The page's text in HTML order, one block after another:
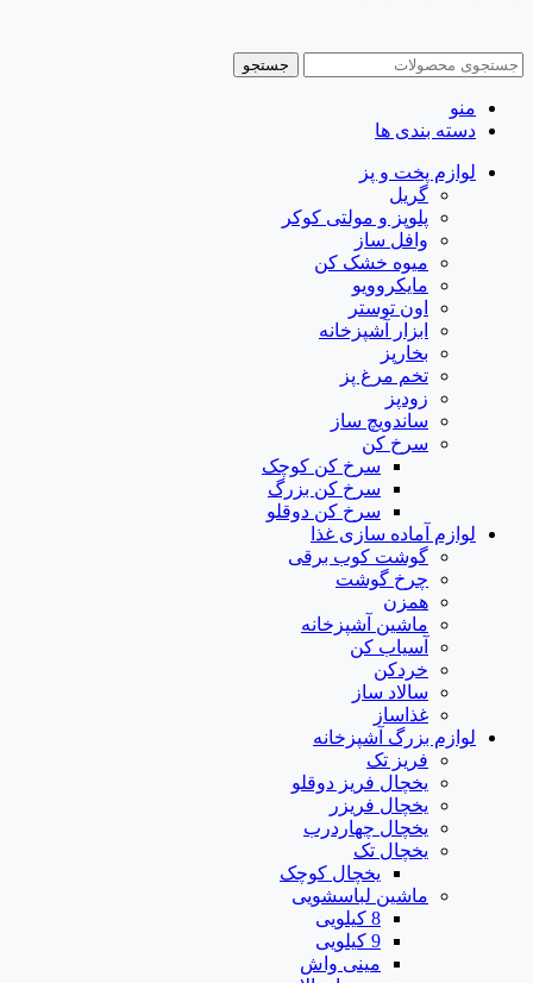
جستجو
منو
دسته بندی ها
لوازم پخت و پز
گریل
پلوپز و مولتی کوکر
وافل ساز
میوه خشک کن
مایکروویو
اون توستر
ابزار آشپزخانه
بخارپز
تخم مرغ پز
زودپز
ساندویچ ساز
سرخ کن
سرخ کن کوچک
سرخ کن بزرگ
سرخ کن دوقلو
لوازم آماده سازی غذا
گوشت کوب برقی
چرخ گوشت
همزن
ماشین آشپزخانه
آسیاب کن
خردکن
سالاد ساز
غذاساز
لوازم بزرگ آشپزخانه
فریز تک
یخچال فریز دوقلو
یخچال فریزر
یخچال چهاردرب
یخچال تک
یخچال کوچک
ماشین لباسشویی
8 کیلویی
9 کیلویی
مینی واش